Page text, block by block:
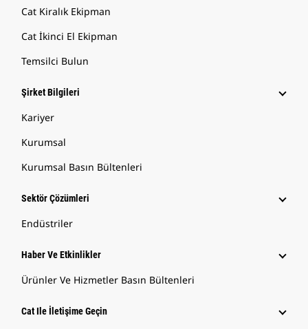
Cat Kiralık Ekipman
Cat İkinci El Ekipman
Temsilci Bulun
Şirket Bilgileri
Kariyer
Kurumsal
Kurumsal Basın Bültenleri
Sektör Çözümleri
Endüstriler
Haber Ve Etkinlikler
Ürünler Ve Hizmetler Basın Bültenleri
Cat Ile İletişime Geçin